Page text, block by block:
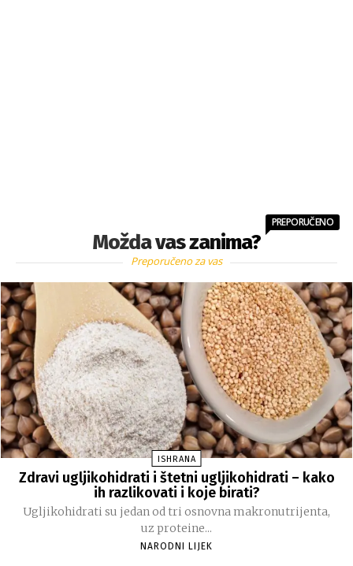
Možda vas zanima?
PREPORUČENO
Preporučeno za vas
ISHRANA
Zdravi ugljikohidrati i štetni ugljikohidrati – kako
ih razlikovati i koje birati?
Ugljikohidrati su jedan od tri osnovna makronutrijenta,
uz proteine...
NARODNI LIJEK